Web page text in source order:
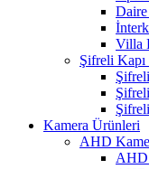
Villa
Şifreli Kapı
Kamera Ürünleri
AHD
AHD